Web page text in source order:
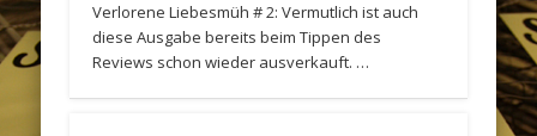
Verlorene Liebesmüh # 2: Vermutlich ist auch
diese Ausgabe bereits beim Tippen des
Reviews schon wieder ausverkauft. …